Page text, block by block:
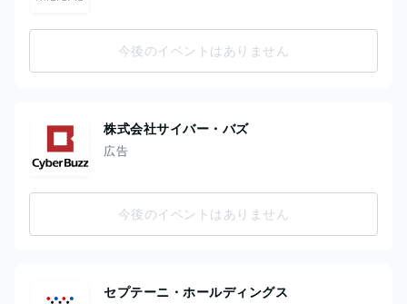
今後のイベントはありません
株式会社サイバー・バズ
広告
今後のイベントはありません
セプテーニ・ホールディングス